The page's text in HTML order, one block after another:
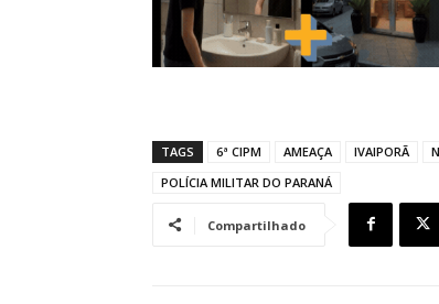
TAGS 6ª CIPM AMEAÇA IVAIPORÃ
POLÍCIA MILITAR DO PARANÁ
Compartilhado